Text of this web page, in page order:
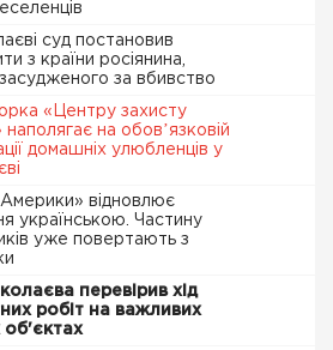
суд постановив
з країни росіянина,
за вбивство
«Центру захисту
наполягає на обовʼязковій
домашніх улюбленців у
відновлює
українською. Частину
уже повертають з
перевірив хід
робіт на важливих
об'єктах